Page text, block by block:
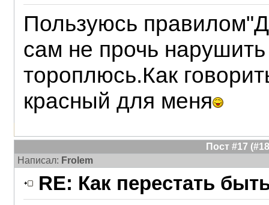
Пользуюсь
сам не прочь нарушить
тороплюсь.Как
красный для меня
Пост #17
Написал: Frolem
RE: Как перестать